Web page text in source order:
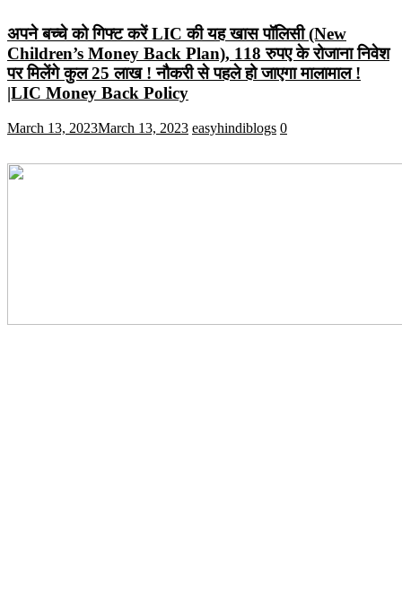
अपने बच्चे को गिफ्ट करें LIC की यह खास पॉलिसी (New
Children’s Money Back Plan), 118 रुपए के रोजाना निवेश
पर मिलेंगे कुल 25 लाख ! नौकरी से पहले हो जाएगा मालामाल !
|LIC Money Back Policy
March 13, 2023March 13, 2023 easyhindiblogs 0